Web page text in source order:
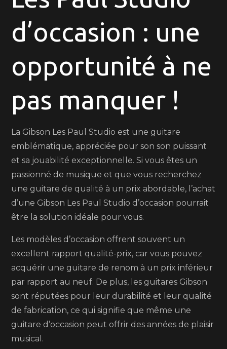
votre
Gibson
Paul
Studio
d’occasion
d’occasion : une
opportunité à ne
pas manquer !
La Gibson Les Paul Studio est une guitare
emblématique, appréciée pour son son puissant
et sa jouabilité exceptionnelle. Si vous êtes un
passionné de musique et que vous recherchez
une guitare de qualité à un prix abordable, l’achat
d’une Gibson Les Paul Studio d’occasion pourrait
être la solution idéale pour vous.
Les modèles d’occasion offrent souvent un
excellent rapport qualité-prix, car vous pouvez
acquérir une guitare de renom à un prix inférieur
par rapport au neuf. De plus, les guitares Gibson
sont réputées pour leur durabilité et leur qualité
de fabrication, ce qui signifie que même une
guitare d’occasion peut offrir des années de plaisir
musical.